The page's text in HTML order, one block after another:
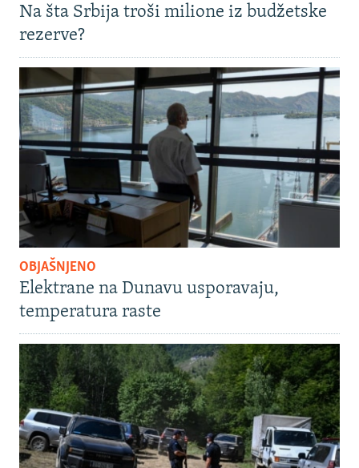
Na šta Srbija troši milione iz budžetske
rezerve?
OBJAŠNJENO
Elektrane na Dunavu usporavaju,
temperatura raste